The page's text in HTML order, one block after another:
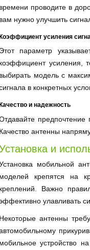
времени проводите в
вам нужно улучшить
усиления
Этот параметр
коэффициент усиления,
выбирать модель с
в конкретных
Качество и надежность
Качество антенны
и
мобильной
моделей крепятся на
креплений. Важно
улавливать
Некоторые антенны
мобильное устройство